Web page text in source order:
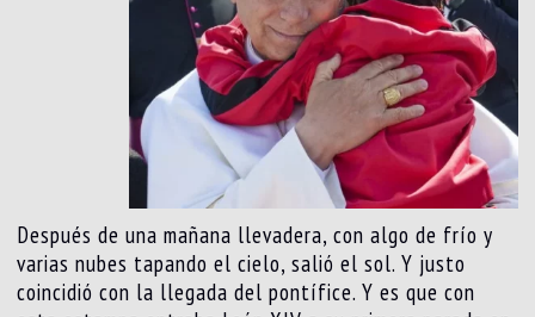
Después de una mañana llevadera, con algo de frío y
varias nubes tapando el cielo, salió el sol. Y justo
coincidió con la llegada del pontífice. Y es que con